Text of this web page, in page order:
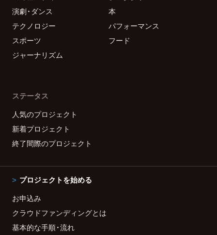
演劇・ダンス
本
テクノロジー
パフォーマンス
スポーツ
フード
ジャーナリズム
ステータス
人気のプロジェクト
新着プロジェクト
終了間際のプロジェクト
プロジェクトを始める
お申込み
クラウドファンディングとは
基本的な手順・流れ